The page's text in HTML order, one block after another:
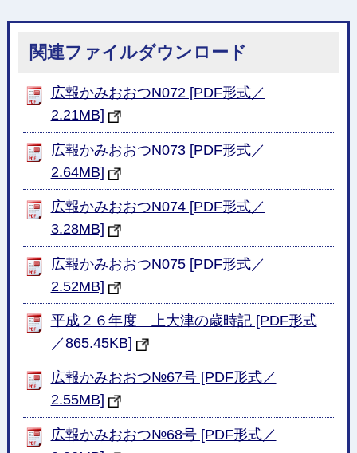
関連ファイルダウンロード
広報かみおおつN072 [PDF形式／
2.21MB]
広報かみおおつN073 [PDF形式／
2.64MB]
広報かみおおつN074 [PDF形式／
3.28MB]
広報かみおおつN075 [PDF形式／
2.52MB]
平成２６年度 上大津の歳時記 [PDF形式
／865.45KB]
広報かみおおつ№67号 [PDF形式／
2.55MB]
広報かみおおつ№68号 [PDF形式／